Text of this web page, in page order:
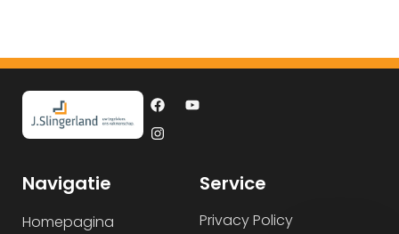
Navigatie
Homepagina
Service
Privacy Policy